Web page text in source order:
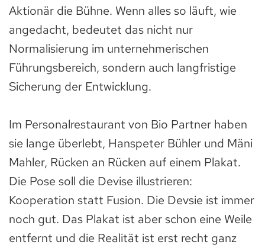
Aktionär die Bühne. Wenn alles so läuft, wie
angedacht, bedeutet das nicht nur
Normalisierung im unternehmerischen
Führungsbereich, sondern auch langfristige
Sicherung der Entwicklung.
Im Personalrestaurant von Bio Partner haben
sie lange überlebt, Hanspeter Bühler und Mäni
Mahler, Rücken an Rücken auf einem Plakat.
Die Pose soll die Devise illustrieren:
Kooperation statt Fusion. Die Devsie ist immer
noch gut. Das Plakat ist aber schon eine Weile
entfernt und die Realität ist erst recht ganz